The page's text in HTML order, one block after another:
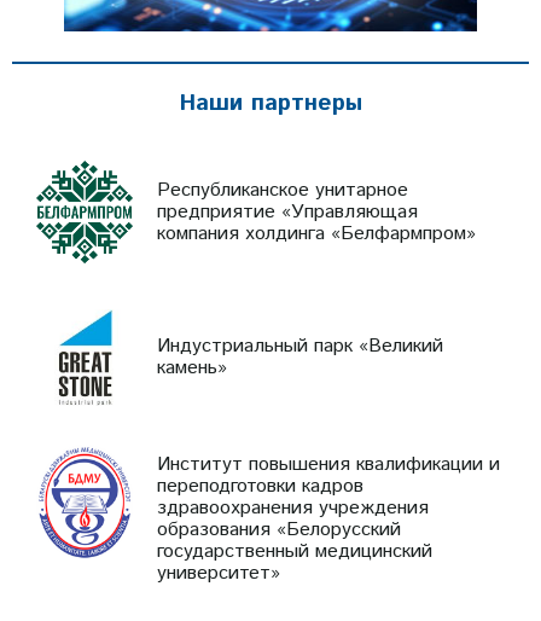
Наши партнеры
Республиканское унитарное
предприятие «Управляющая
компания холдинга «Белфармпром»
Индустриальный парк «Великий
камень»
Институт повышения квалификации и
переподготовки кадров
здравоохранения учреждения
образования «Белорусский
государственный медицинский
университет»